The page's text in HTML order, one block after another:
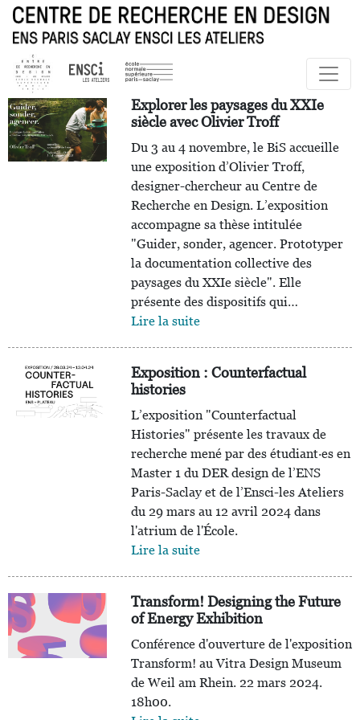
Explorer les paysages du XXIe
siècle avec Olivier Troff
Du 3 au 4 novembre, le BiS accueille
une exposition d’Olivier Troff,
designer-chercheur au Centre de
Recherche en Design. L’exposition
accompagne sa thèse intitulée
"Guider, sonder, agencer. Prototyper
la documentation collective des
paysages du XXIe siècle". Elle
présente des dispositifs qui…
Lire la suite
Exposition : Counterfactual
histories
L’exposition "Counterfactual
Histories" présente les travaux de
recherche mené par des étudiant·es en
Master 1 du DER design de l’ENS
Paris-Saclay et de l’Ensci-les Ateliers
du 29 mars au 12 avril 2024 dans
l'atrium de l'École.
Lire la suite
Transform! Designing the Future
of Energy Exhibition
Conférence d'ouverture de l'exposition
Transform! au Vitra Design Museum
de Weil am Rhein. 22 mars 2024.
18h00.